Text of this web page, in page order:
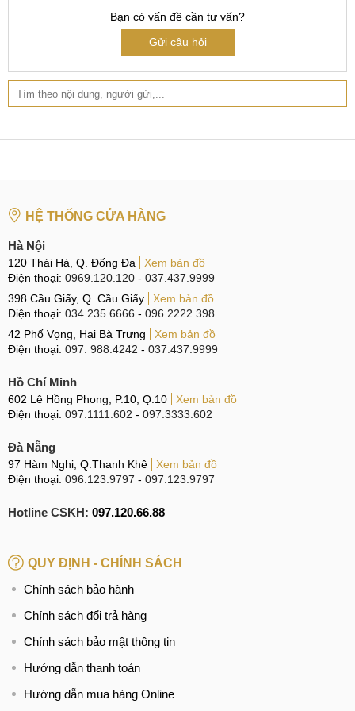
Nắp lưng thường không được chống nước hoàn toàn,
do đó hãy tránh tiếp xúc với nước, chất lỏng và các tác
nhân ăn mòn khác.
Lưu ý sau khi thay kính lưng
Tóm lại, việc bảo vệ và sử dụng điện thoại một cách cẩn
thận sẽ giúp tránh làm hỏng nắp lưng và duy trì thẩm mỹ
Dấu hiệu & nguyên nhân
Mọi thiết bị điện tử đều cần có nguồn để duy trì hoạt động ổn
định. Nếu bộ phận này gặp hư hỏng, máy gần như sẽ không
thể hoạt động một cách bình thường. Sau đây hãy cùng
MobileCity tìm hiểu về những biểu hiện hỏng, nguyên nhân
cũng như quy trình sửa nguồn cho OPPO Find X2 nhé.
Dấu hiệu cần sửa nguồn OPPO Find X2
Một số dấu hiệu nhận biết khi OPPO Find X2 gặp hư hỏng
bộ phận nguồn, IC nguồn được nêu ra như sau:
có tình trạng bị tắt đột ngột trong quá trình sử dụng.
Điện thoại đột ngột sập nguồn, khởi động lại nhiều lần
Điện thoại hao pin rất nhanh dù người dùng chỉ để
Điện thoại nóng lên bất thường trong quá trình sạc pin
hay thậm chí cả khi sử dụng khiến thao tác cầm nắm trở
bị đơ, thường xuyên out ra ngoài.
Thời gian sạc pin kéo dài hơn mức bình thường dù đã
sử dụng đúng bộ sạc tiêu chuẩn, Chính hãng kèm theo
Bạn có vấn đề cần tư vấn?
Gửi câu hỏi
HỆ THỐNG CỬA HÀNG
Hà Nội
120 Thái Hà, Q. Đống Đa
Xem bản đồ
Điện thoại: 0969.120.120 - 037.437.9999
398 Cầu Giấy, Q. Cầu Giấy
Xem bản đồ
Điện thoại: 034.235.6666 - 096.2222.398
42 Phố Vọng, Hai Bà Trưng
Xem bản đồ
Điện thoại: 097. 988.4242 - 037.437.9999
Hồ Chí Minh
602 Lê Hồng Phong, P.10, Q.10
Xem bản đồ
Điện thoại: 097.1111.602 - 097.3333.602
Đà Nẵng
97 Hàm Nghi, Q.Thanh Khê
Xem bản đồ
Điện thoại: 096.123.9797 - 097.123.9797
Hotline CSKH: 097.120.66.88
QUY ĐỊNH - CHÍNH SÁCH
Chính sách bảo hành
Chính sách đổi trả hàng
Chính sách bảo mật thông tin
Hướng dẫn thanh toán
Hướng dẫn mua hàng Online